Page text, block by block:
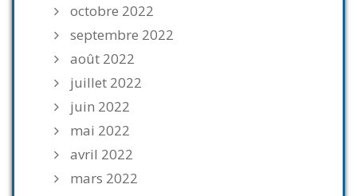
octobre 2022
septembre 2022
août 2022
juillet 2022
juin 2022
mai 2022
avril 2022
mars 2022